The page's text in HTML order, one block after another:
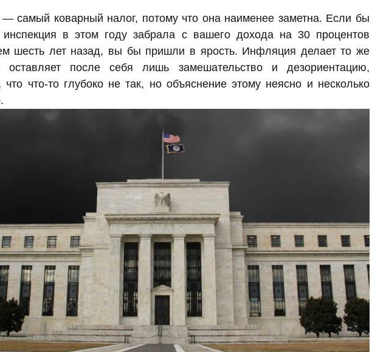
самый коварный налог, потому что она наименее заметна. Если бы
инспекция в этом году забрала с вашего дохода на 30 процентов
шесть лет назад, вы бы пришли в ярость. Инфляция делает то же
после себя лишь замешательство и дезориентацию,
что-то глубоко не так, но объяснение этому неясно и несколько